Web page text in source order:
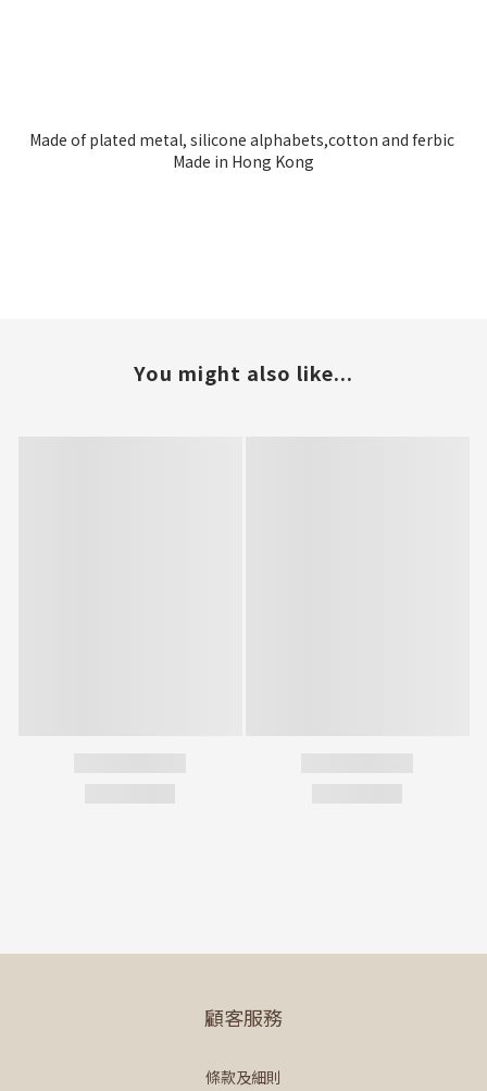
Made of plated metal, silicone alphabets,cotton and ferbic
Made in Hong Kong
You might also like...
顧客服務
條款及細則